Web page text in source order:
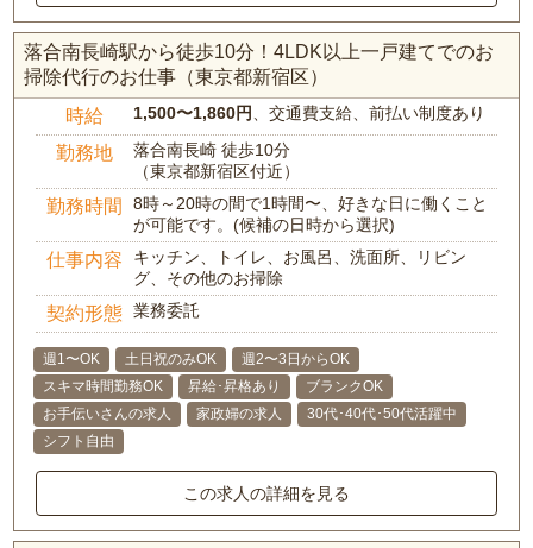
落合南長崎駅から徒歩10分！4LDK以上一戸建てでのお
掃除代行のお仕事（東京都新宿区）
時給 1,500〜1,860円 、交通費支給、前払い制度あり
勤務地
落合南長崎 徒歩10分
（東京都新宿区付近）
勤務時間
8時～20時の間で1時間〜、好きな日に働くこと
が可能です。(候補の日時から選択)
仕事内容
キッチン、トイレ、お風呂、洗面所、リビン
グ、その他のお掃除
契約形態 業務委託
週1〜OK 土日祝のみOK
週2〜3日からOK
スキマ時間勤務OK
昇給･昇格あり
ブランクOK
お手伝いさんの求人
家政婦の求人
30代･40代･50代活躍中
シフト自由
この求人の詳細を見る